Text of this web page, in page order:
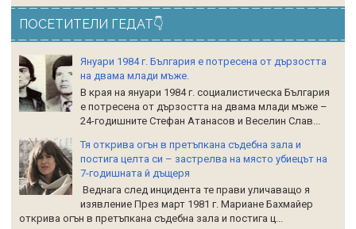
ПОСЕТИТЕЛИ ГЕДАТ👇
Януари 1984 г. България е потресена от дързостта
на двама млади мъже.
В края на януари 1984 г. социалистическа България
е потресена от дързостта на двама млади мъже –
24-годишните Стефан Атанасов и Веселин Слав...
Тя открива огън в претъпкана съдебна зала и
постига целта си – застрелва на място убиецът на
7-годишната й дъщеря
Веднага след инцидента те прави уличаващо я
изявление През март 1981 г. Мариане Бахмайер
открива огън в претъпкана съдебна зала и постига ц...